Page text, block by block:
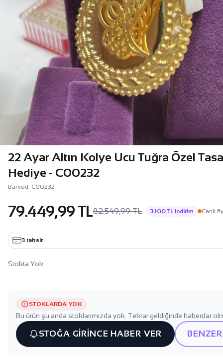
22 Ayar Altın Kolye Ucu Tuğra Özel
Hediye - C00232
Barkod: C00232
79.449,99 TL82.549,99 TL 3.100 TL indirim Canli
3 taksit ·
Stokta Yok
STOKLARDA YOK
Bu ürün şu anda stoklarımızda yok. Tekrar geldiğinde haberdar
STOĞA GİRİNCE HABER VER